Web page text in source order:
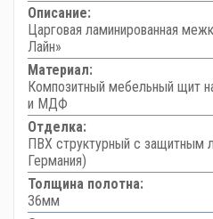
Описание:
Царговая ламинированная
Лайн»
Материал:
Композитный мебельный щит
и МДФ
Отделка:
ПВХ структурный с защитным
Германия)
Толщина полотна:
36мм